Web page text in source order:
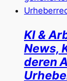
KI &
News,
deren